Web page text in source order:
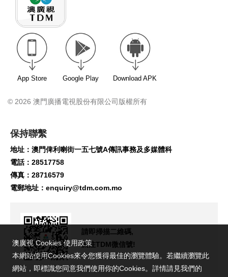
App Store Google Play Download APK
地址：澳門俾利喇街一五七號A傳訊事務及多媒體科
電話：28517758
傳真：28716579
電郵地址：enquiry@tdm.com.mo
關注TDM微信號!
澳廣視 Cookies 使用政策
本網站使用Cookies來令您獲得最佳的瀏覽體驗。若繼續瀏覽此
網站，即標識您同意我們使用你的Cookies。詳情請見我們的